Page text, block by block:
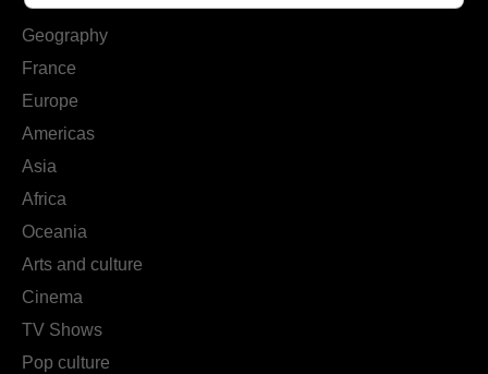
Geography
France
Europe
Americas
Asia
Africa
Oceania
Arts and culture
Cinema
TV Shows
Pop culture